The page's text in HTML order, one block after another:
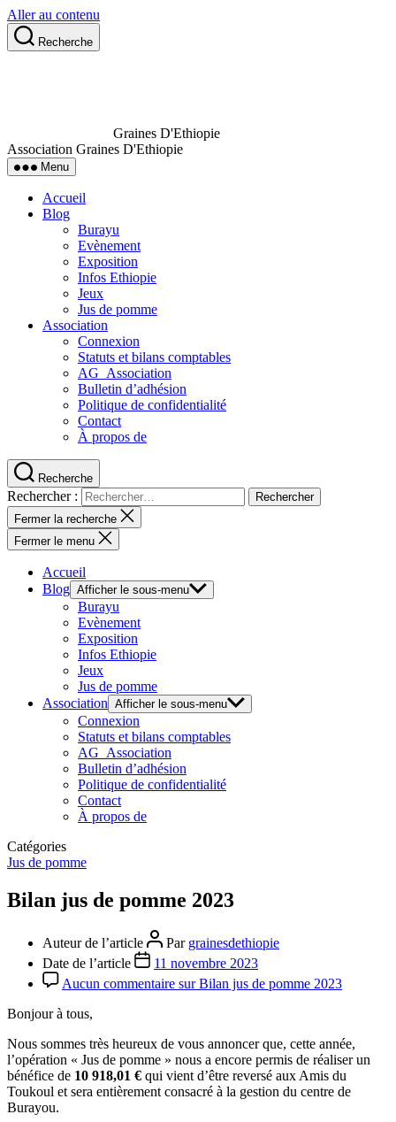
Aller au contenu
Recherche
Graines D'Ethiopie
Association Graines D'Ethiopie
Menu
Accueil
Blog
Burayu
Evènement
Exposition
Infos Ethiopie
Jeux
Jus de pomme
Association
Connexion
Statuts et bilans comptables
AG_Association
Bulletin d’adhésion
Politique de confidentialité
Contact
À propos de
Recherche
Rechercher :
Fermer la recherche
Fermer le menu
Accueil
Blog Afficher le sous-menu
Burayu
Evènement
Exposition
Infos Ethiopie
Jeux
Jus de pomme
Association Afficher le sous-menu
Connexion
Statuts et bilans comptables
AG_Association
Bulletin d’adhésion
Politique de confidentialité
Contact
À propos de
Catégories
Jus de pomme
Bilan jus de pomme 2023
Auteur de l’article Par grainesdethiopie
Date de l’article
11 novembre 2023
Aucun commentaire sur Bilan jus de pomme 2023
Bonjour à tous,
Nous sommes très heureux de vous annoncer que, cette année,
l’opération « Jus de pomme » nous a encore permis de réaliser un
bénéfice de 10 918,01 € qui vient d’être reversé aux Amis du
Toukoul et sera entièrement consacré à la gestion du centre de
Burayou.